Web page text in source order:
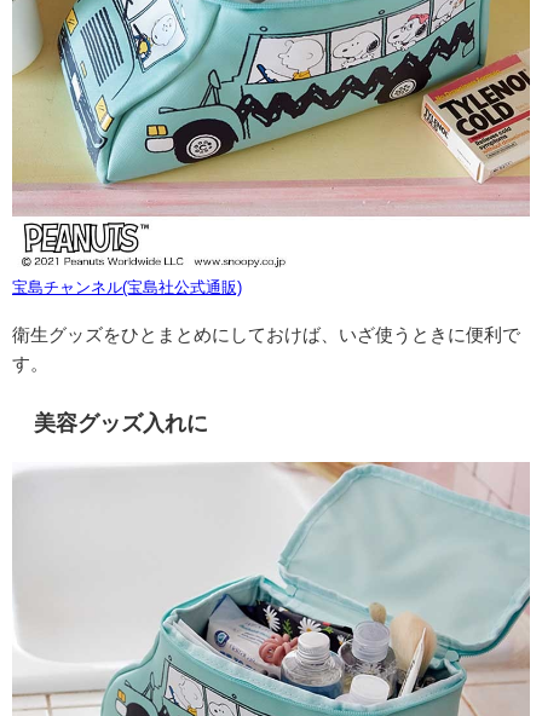
宝島チャンネル(宝島社公式通販)
衛生グッズをひとまとめにしておけば、いざ使うときに便利で
す。
美容グッズ入れに